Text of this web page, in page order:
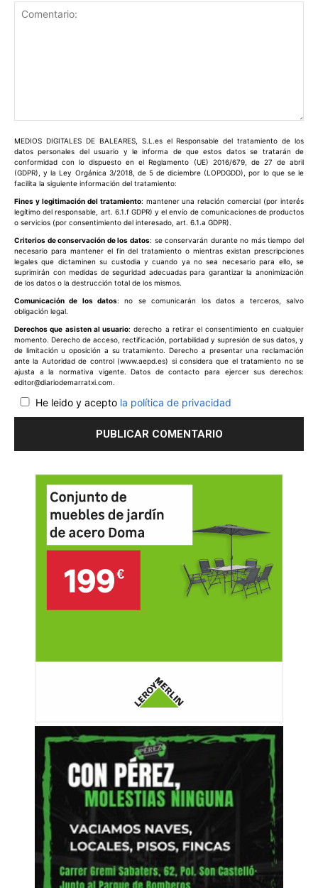
MEDIOS DIGITALES DE BALEARES, S.L.es el Responsable del tratamiento de los
datos personales del usuario y le informa de que estos datos se tratarán de
conformidad con lo dispuesto en el Reglamento (UE) 2016/679, de 27 de abril
(GDPR), y la Ley Orgánica 3/2018, de 5 de diciembre (LOPDGDD), por lo que se le
facilita la siguiente información del tratamiento:
Fines y legitimación del tratamiento: mantener una relación comercial (por interés
legítimo del responsable, art. 6.1.f GDPR) y el envío de comunicaciones de productos
o servicios (por consentimiento del interesado, art. 6.1.a GDPR).
Criterios de conservación de los datos: se conservarán durante no más tiempo del
necesario para mantener el fin del tratamiento o mientras existan prescripciones
legales que dictaminen su custodia y cuando ya no sea necesario para ello, se
suprimirán con medidas de seguridad adecuadas para garantizar la anonimización
de los datos o la destrucción total de los mismos.
Comunicación de los datos: no se comunicarán los datos a terceros, salvo
obligación legal.
Derechos que asisten al usuario: derecho a retirar el consentimiento en cualquier
momento. Derecho de acceso, rectificación, portabilidad y supresión de sus datos, y
de limitación u oposición a su tratamiento. Derecho a presentar una reclamación
ante la Autoridad de control (www.aepd.es) si considera que el tratamiento no se
ajusta a la normativa vigente. Datos de contacto para ejercer sus derechos:
editor@diariodemarratxi.com.
He leido y acepto la política de privacidad